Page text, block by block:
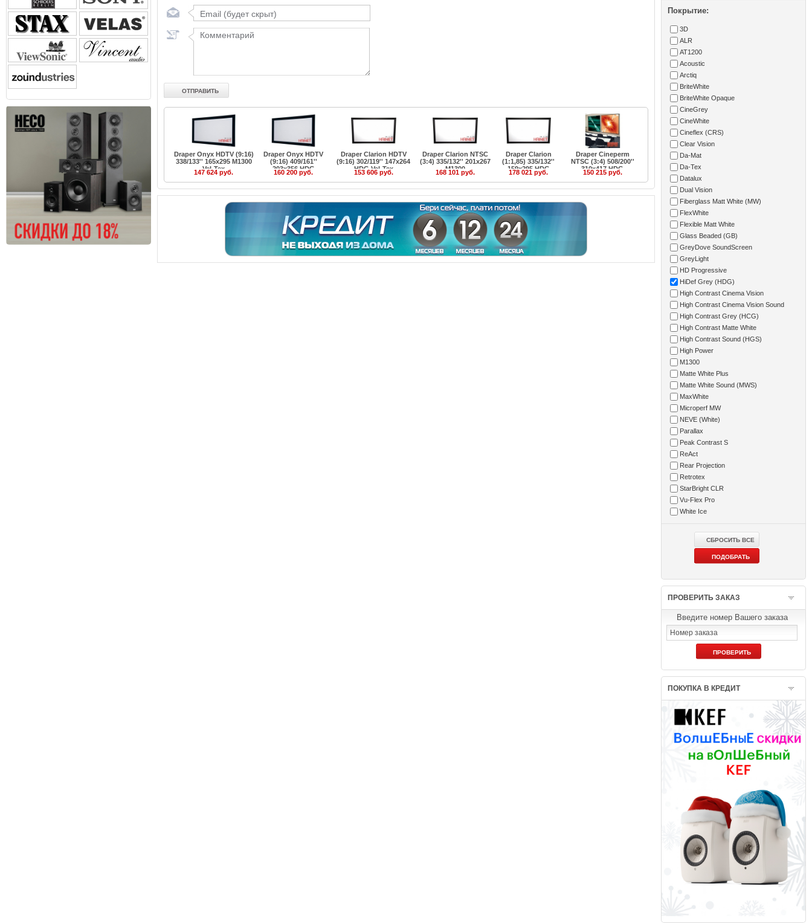
Draper Onyx HDTV (9:16)
338/133'' 165x295 M1300
Vel-Tex
147 624 руб.
Draper Onyx HDTV
(9:16) 409/161''
203x356 HDG
160 200 руб.
Draper Clarion HDTV
(9:16) 302/119'' 147x264
HDG Vel-Tex
153 606 руб.
Draper Clarion NTSC
(3:4) 335/132'' 201x267
M1300
168 101 руб.
Draper Clarion
(1:1,85) 335/132''
159x295 HDG
178 021 руб.
Draper Cineperm
NTSC (3:4) 508/200''
310x417 HDG
150 215 руб.
Покрытие:
3D
ALR
AT1200
Acoustic
Arctiq
BriteWhite
BriteWhite Opaque
CineGrey
CineWhite
Cineflex (CRS)
Clear Vision
Da-Mat
Da-Tex
Datalux
Dual Vision
Fiberglass Matt White (MW)
FlexWhite
Flexible Matt White
Glass Beaded (GB)
GreyDove SoundScreen
GreyLight
HD Progressive
HiDef Grey (HDG)
High Contrast Cinema Vision
High Contrast Cinema Vision Sound
High Contrast Grey (HCG)
High Contrast Matte White
High Contrast Sound (HGS)
High Power
M1300
Matte White Plus
Matte White Sound (MWS)
MaxWhite
Microperf MW
NEVE (White)
Parallax
Peak Contrast S
ReAct
Rear Projection
Retrotex
StarBright CLR
Vu-Flex Pro
White Ice
ПРОВЕРИТЬ ЗАКАЗ
Введите номер Вашего заказа
ПОКУПКА В КРЕДИТ